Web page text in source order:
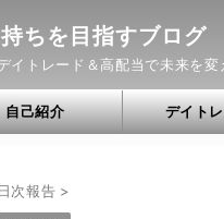
ちを目指すブログ
イトレード＆高配当で未来を変
自己紹介 デイト
日次報告 >